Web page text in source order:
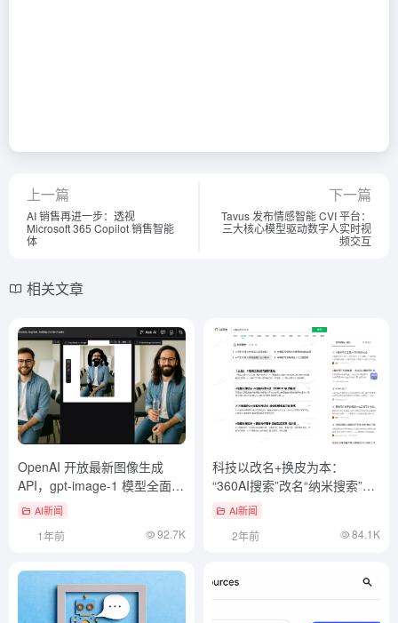
上一篇
AI 销售再进一步：透视
Microsoft 365 Copilot 销售智能
体
下一篇
Tavus 发布情感智能 CVI 平台：
三大核心模型驱动数字人实时视
频交互
相关文章
OpenAI 开放最新图像生成
API，gpt-image-1 模型全面开
放 AI新闻
1年前 92.7K
科技以改名+换皮为本：
“360AI搜索”改名“纳米搜索”并
模仿KIMI界面
AI新闻
2年前 84.1K